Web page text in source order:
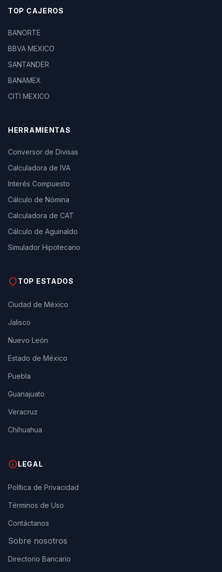
TOP CAJEROS
BANORTE
BBVA MEXICO
SANTANDER
BANAMEX
CITI MEXICO
HERRAMIENTAS
Conversor de Divisas
Calculadora de IVA
Interés Compuesto
Cálculo de Nómina
Calculadora de CAT
Cálculo de Aguinaldo
Simulador Hipotecario
TOP ESTADOS
Ciudad de México
Jalisco
Nuevo León
Estado de México
Puebla
Guanajuato
Veracruz
Chihuahua
LEGAL
Política de Privacidad
Términos de Uso
Contáctanos
Sobre nosotros
Directorio Bancario